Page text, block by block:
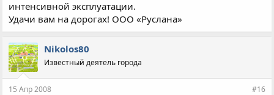
интенсивной эксплуатации.
Удачи вам на дорогах! ООО «Руслана»
Nikolos80
Известный деятель города
15 Апр 2008 #16